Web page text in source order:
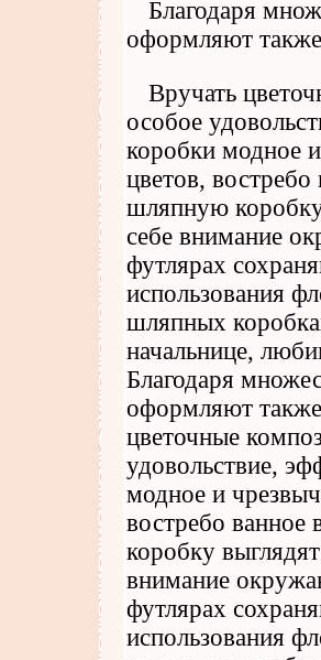
Благодаря
оформляют
Вручать
особое
коробки модное
цветов,
шляпную
себе внимание
футлярах
использования
шляпных
начальнице,
Благодаря
оформляют
цветочные
удовольствие,
модное и
востребо
коробку
внимание
футлярах
использования